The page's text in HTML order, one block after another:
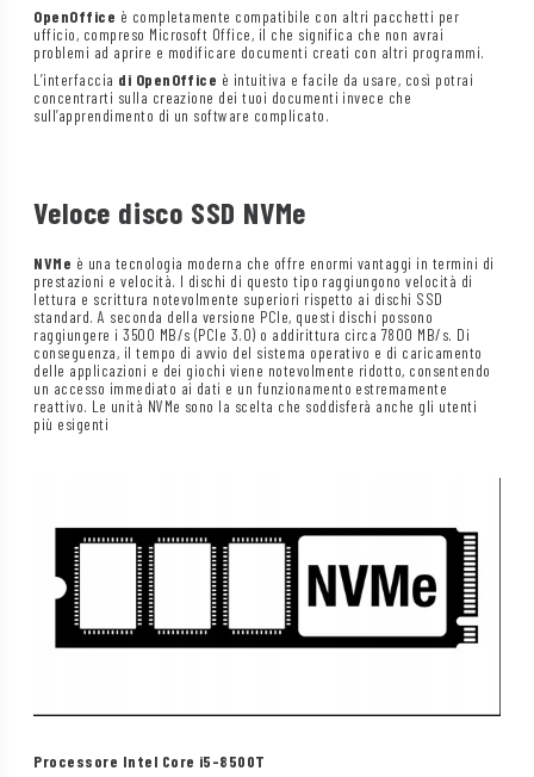
OpenOffice è completamente compatibile con altri pacchetti per
ufficio, compreso Microsoft Office, il che significa che non avrai
problemi ad aprire e modificare documenti creati con altri programmi.
L’interfaccia di OpenOffice è intuitiva e facile da usare, così potrai
concentrarti sulla creazione dei tuoi documenti invece che
sull’apprendimento di un software complicato.
Veloce disco SSD NVMe
NVMe è una tecnologia moderna che offre enormi vantaggi in termini di
prestazioni e velocità. I dischi di questo tipo raggiungono velocità di
lettura e scrittura notevolmente superiori rispetto ai dischi SSD
standard. A seconda della versione PCIe, questi dischi possono
raggiungere i 3500 MB/s (PCIe 3.0) o addirittura circa 7800 MB/s. Di
conseguenza, il tempo di avvio del sistema operativo e di caricamento
delle applicazioni e dei giochi viene notevolmente ridotto, consentendo
un accesso immediato ai dati e un funzionamento estremamente
reattivo. Le unità NVMe sono la scelta che soddisferà anche gli utenti
più esigenti
Processore Intel Core i5-8500T